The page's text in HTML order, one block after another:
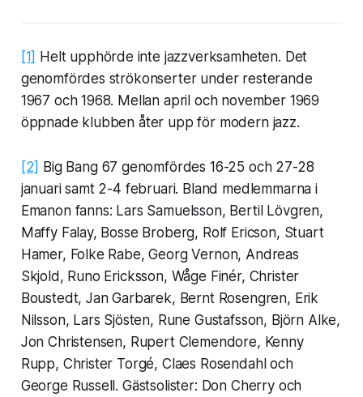
[1] Helt upphörde inte jazzverksamheten. Det
genomfördes strökonserter under resterande
1967 och 1968. Mellan april och november 1969
öppnade klubben åter upp för modern jazz.
[2] Big Bang 67 genomfördes 16-25 och 27-28
januari samt 2-4 februari. Bland medlemmarna i
Emanon fanns: Lars Samuelsson, Bertil Lövgren,
Maffy Falay, Bosse Broberg, Rolf Ericson, Stuart
Hamer, Folke Rabe, Georg Vernon, Andreas
Skjold, Runo Ericksson, Wåge Finér, Christer
Boustedt, Jan Garbarek, Bernt Rosengren, Erik
Nilsson, Lars Sjösten, Rune Gustafsson, Björn Alke,
Jon Christensen, Rupert Clemendore, Kenny
Rupp, Christer Torgé, Claes Rosendahl och
George Russell. Gästsolister: Don Cherry och